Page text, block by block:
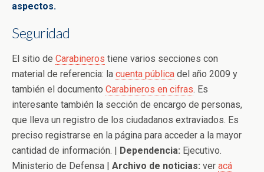
aspectos.
Seguridad
El sitio de Carabineros tiene varios secciones con
material de referencia: la cuenta pública del año 2009 y
también el documento Carabineros en cifras. Es
interesante también la sección de encargo de personas,
que lleva un registro de los ciudadanos extraviados. Es
preciso registrarse en la página para acceder a la mayor
cantidad de información. | Dependencia: Ejecutivo.
Ministerio de Defensa | Archivo de noticias: ver acá